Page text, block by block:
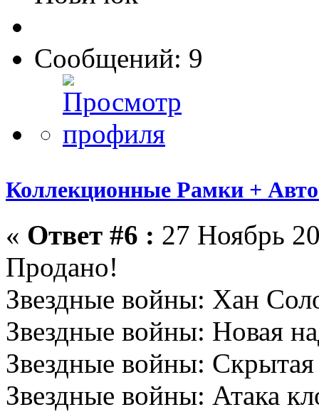
Сообщений: 9
Коллекционные Рамки +
« Ответ #6 : 27 Ноябрь
Продано!
Звездные войны: Хан
Звездные войны: Новая
Звездные войны: Скрытая
Звездные войны: Атака